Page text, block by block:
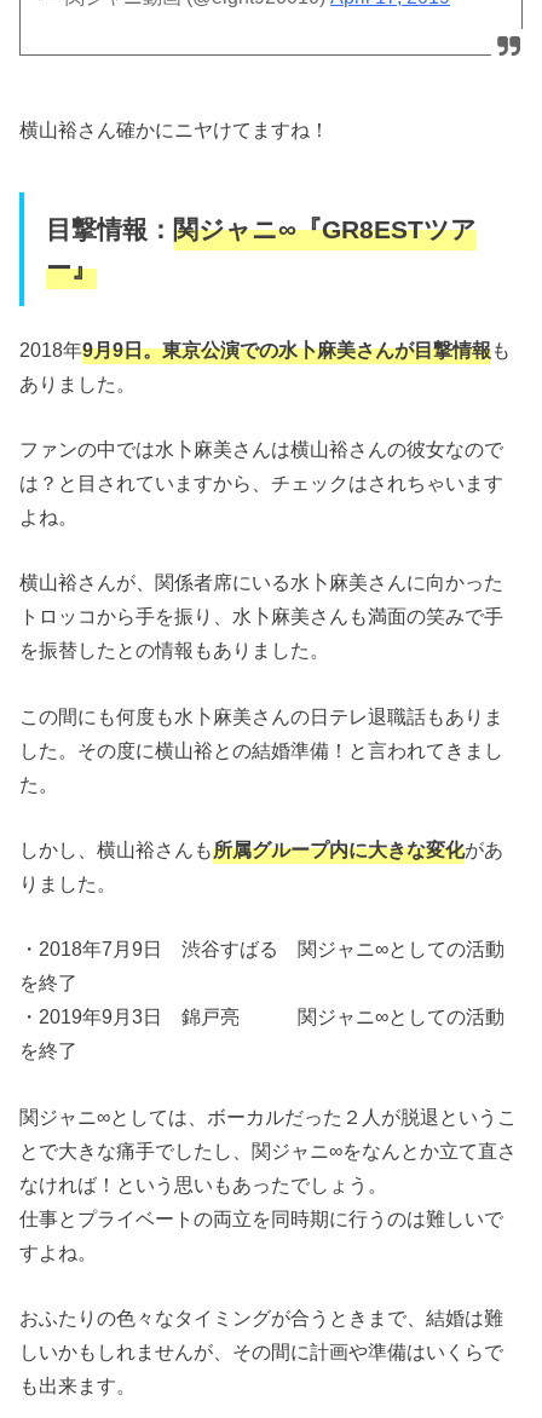
横山裕さん確かにニヤけてますね！
目撃情報： 関ジャニ∞『GR8ESTツア
ー』
2018年9月9日。東京公演での水卜麻美さんが目撃情報も
ありました。
ファンの中では水卜麻美さんは横山裕さんの彼女なので
は？と目されていますから、チェックはされちゃいます
よね。
横山裕さんが、関係者席にいる水卜麻美さんに向かった
トロッコから手を振り、水卜麻美さんも満面の笑みで手
を振替したとの情報もありました。
この間にも何度も水卜麻美さんの日テレ退職話もありま
した。その度に横山裕との結婚準備！と言われてきまし
た。
しかし、横山裕さんも所属グループ内に大きな変化があ
りました。
・2018年7月9日 渋谷すばる 関ジャニ∞としての活動
を終了
・2019年9月3日 錦戸亮 関ジャニ∞としての活動
を終了
関ジャニ∞としては、ボーカルだった２人が脱退というこ
とで大きな痛手でしたし、関ジャニ∞をなんとか立て直さ
なければ！という思いもあったでしょう。
仕事とプライベートの両立を同時期に行うのは難しいで
すよね。
おふたりの色々なタイミングが合うときまで、結婚は難
しいかもしれませんが、その間に計画や準備はいくらで
も出来ます。